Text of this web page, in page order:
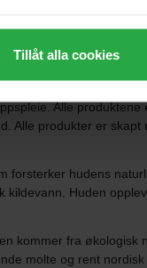
Tillåt alla cookies
Alle
Alle produkter er skapt
forsterker hudens
Huden
kommer fra økologisk
molte og rent